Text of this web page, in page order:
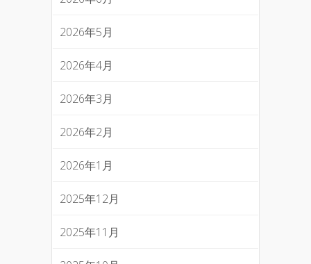
2026年5月
2026年4月
2026年3月
2026年2月
2026年1月
2025年12月
2025年11月